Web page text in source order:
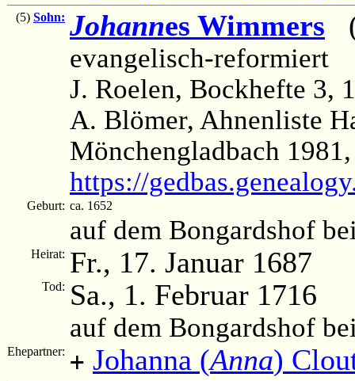
(5) Sohn: Johannes Wimmers
evangelisch-reformiert
J. Roelen, Bockhefte 3,
A. Blömer, Ahnenliste
Mönchengladbach
https://
Geburt: ca. 1652
auf dem Bongardshof
Heirat: Fr., 17. Januar 1687
Tod: Sa., 1. Februar 1716
auf dem Bongardshof
Ehepartner: + Johanna (Anna)